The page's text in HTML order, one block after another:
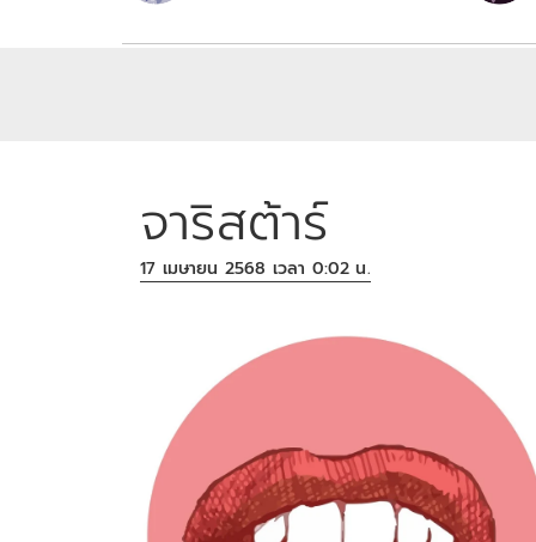
จาริสต้าร์
17 เมษายน 2568 เวลา 0:02 น.